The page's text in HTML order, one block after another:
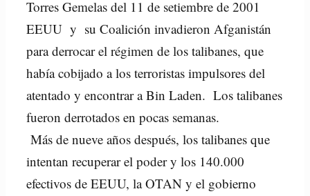
Torres Gemelas del 11 de setiembre de 2001
EEUU y su Coalición invadieron Afganistán
para derrocar el régimen de los talibanes, que
había cobijado a los terroristas impulsores del
atentado y encontrar a Bin Laden. Los talibanes
fueron derrotados en pocas semanas.
Más de nueve años después, los talibanes que
intentan recuperar el poder y los 140.000
efectivos de EEUU, la OTAN y el gobierno